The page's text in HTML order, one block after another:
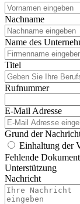
Nachname
Name des
Titel
Rufnummer
E-Mail Adresse
Grund der
Einhaltung der
Fehlende
Unterstützung
Nachricht